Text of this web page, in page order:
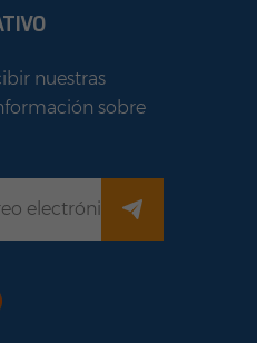
nuestras
sobre